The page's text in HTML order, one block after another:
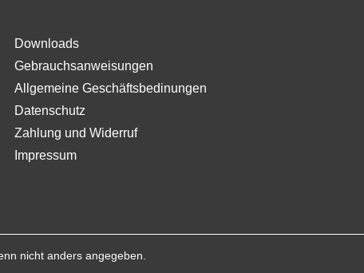
Downloads
Gebrauchsanweisungen
Allgemeine Geschäftsbedinungen
Datenschutz
Zahlung und Widerruf
Impressum
nicht anders angegeben.